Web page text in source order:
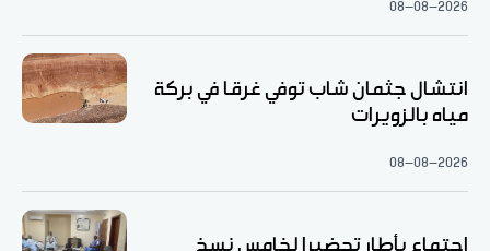
08-08-2026
انتشال جثمان شاب توفي غرقا في بركة
مياه بالزويرات
08-08-2026
اجتماع بأطار تحضيرا لخامس نسخ